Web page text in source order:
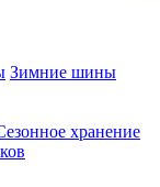
Зимние шины
хранение